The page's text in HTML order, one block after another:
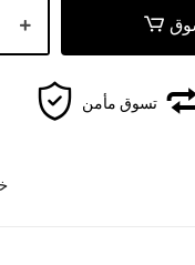
تسوق مأمن